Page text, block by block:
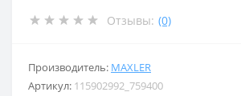
Отзывы: (0)
Производитель: MAXLER
Артикул: 115902992_759400